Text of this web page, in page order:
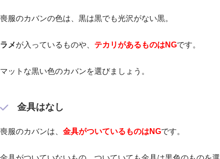
喪服のカバンの色は、黒は黒でも光沢がない黒。
ラメが入っているものや、 テカリがあるものはNGです。
マットな黒い色のカバンを選びましょう。
金具はなし
喪服のカバンは、 金具がついているものはNGです。